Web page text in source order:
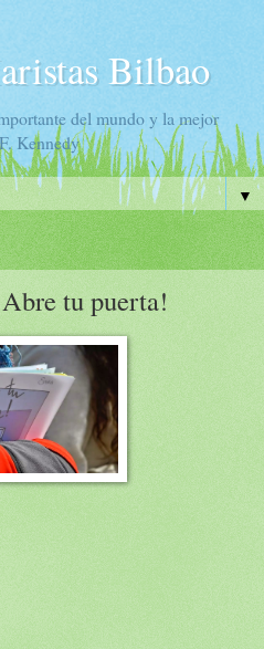
Bilbao
del mundo y la mejor
Kennedy
▼
tu puerta!